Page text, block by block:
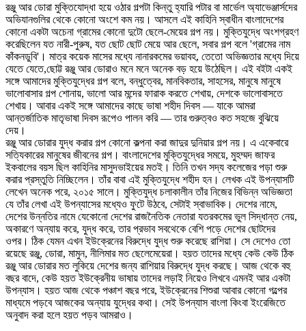
রঞ্জু আর ডোরা মুক্তিযোদ্ধা হয়ে ওঠার গল্পটা কিন্তু হ্যারি পটার বা মার্ভেল অ্যাভেঞ্জার্সদের
অভিযানগুলির থেকে কোনো অংশে কম নয়। আসলে এই কাহিনি স্বাধীন বাংলাদেশের
কোনো একটা অচেনা গ্রামের কোনো দুটো ছেলে-মেয়ের গল্প নয়। মুক্তিযুদ্ধে অংশগ্রহণ
করেছিলেন যত নারী-পুরুষ, যত ছোট ছোট মেয়ে আর ছেলে, সবার গল্প বলে 'গ্রামের নাম
কাঁকনডুবি'। মাত্র কয়েক মাসের মধ্যে নানারকমের ভয়াবহ, তেতো অভিজ্ঞতার মধ্যে দিয়ে
যেতে যেতে,ছোট্ট রঞ্জু আর ডোরাও মনে মনে অনেক বড় হয়ে উঠেছিল। এই বইটা একই
সঙ্গে আমাদের মুক্তিযুদ্ধের গল্প বলে, বন্ধুত্বের, মানবিকতার, সাহসের, মানুষে মানুষে
ভালোবাসার গল্প শোনায়, ভালো আর মন্দের ফারাক করতে শেখায়, দেশকে ভালোবাসতে
শেখায়। আবার একই সঙ্গে আমাদের কাছে ভাষা শহীদ দিবস — যাকে আমরা
আন্তর্জাতিক মাতৃভাষা দিবস রূপেও পালন করি — তার গুরুত্বও কত সহজে বুঝিয়ে
দেয়।
রঞ্জু আর ডোরার যুদ্ধ করার গল্প কোনো কল্পনা করা জাদুর দুনিয়ার গল্প নয়। এ একেবারে
সত্যিকারের মানুষের জীবনের গল্প। বাংলাদেশের মুক্তিযুদ্ধের সময়ে, মুহম্মদ জাফর
ইকবালের বয়স ছিল কাহিনির মাসুদভাইয়ের মতই। তিনি তখন সদ্য কলেজের পড়া শুরু
করার প্রস্তুতি নিচ্ছিলেন। তাঁর বাবা এই মুক্তিযুদ্ধে শহীদ হন। লেখক এই উপন্যাসটি
লেখেন অনেক পরে, ২০১৫ সালে। মুক্তিযুদ্ধ চলাকালীন তাঁর নিজের বিভিন্ন অভিজ্ঞতা
যে তাঁর লেখা এই উপন্যাসের মধ্যেও ফুটে উঠবে, সেটাই স্বাভাবিক। দেশের নামে,
দেশের উন্নতির নামে যেকোনো দেশের রাজনৈতিক নেতারা যতরকমের ভুল সিদ্ধান্ত নেয়,
অকারণে অন্যায় করে, যুদ্ধ করে, তার প্রভাব সবথেকে বেশি পড়ে দেশের ছোটদের
ওপর। ঠিক যেমন এখন ইউক্রেনের বিরুদ্ধে যুদ্ধ শুরু করেছে রাশিয়া। সে দেশেও তো
রয়েছে রঞ্জু, ডোরা, মামুন, নীলিমার মত ছেলেমেয়েরা। হয়ত তাদের মধ্যে কেউ কেউ ঠিক
রঞ্জু আর ডোরার মত লুকিয়ে দেশের জন্য রাশিয়ার বিরুদ্ধে যুদ্ধ করছে। আজ থেকে বহু
বছর বাদে, কেউ হয়ত ইউক্রেনীয় ভাষায় তাদের লড়াই নিয়েও লিখবে এমনই আর একটা
উপন্যাস। হয়ত আজ থেকে পঞ্চাশ বছর পরে, ইউক্রেনের শিশুরা আবার কোনো গল্পের
মাধ্যমে পড়বে আজকের অন্যায় যুদ্ধের কথা। সেই উপন্যাস বাংলা কিংবা ইংরেজিতে
অনুবাদ করা হলে হয়ত পড়ব আমরাও।